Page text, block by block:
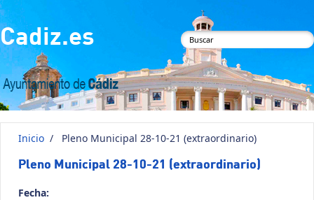
Pasar al contenido principal
Cadiz.es
Formulario de
búsqueda
Inicio / Pleno Municipal 28-10-21 (extraordinario)
Pleno Municipal 28-10-21 (extraordinario)
Fecha: